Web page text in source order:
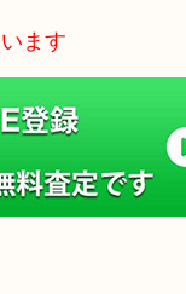
ます